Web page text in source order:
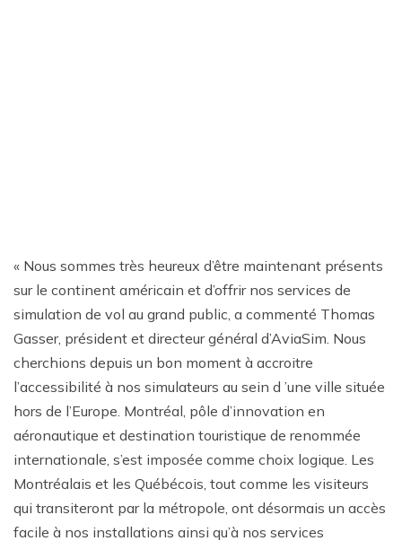
« Nous sommes très heureux d’être maintenant présents
sur le continent américain et d’offrir nos services de
simulation de vol au grand public, a commenté Thomas
Gasser, président et directeur général d’AviaSim. Nous
cherchions depuis un bon moment à accroitre
l’accessibilité à nos simulateurs au sein d ’une ville située
hors de l’Europe. Montréal, pôle d’innovation en
aéronautique et destination touristique de renommée
internationale, s’est imposée comme choix logique. Les
Montréalais et les Québécois, tout comme les visiteurs
qui transiteront par la métropole, ont désormais un accès
facile à nos installations ainsi qu’à nos services